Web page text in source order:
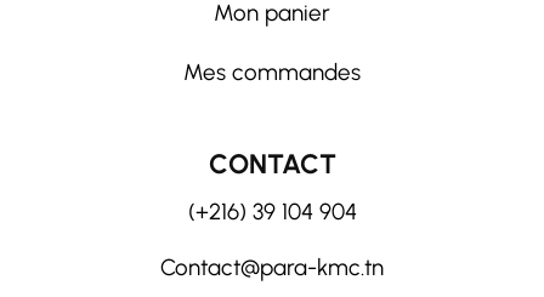
Mon panier
Mes commandes
CONTACT
(+216) 39 104 904
Contact@para-kmc.tn